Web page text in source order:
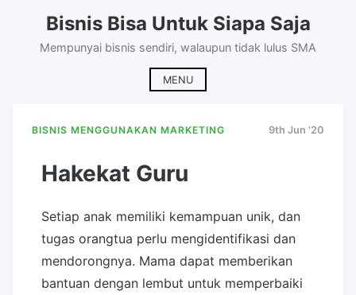
content
Bisnis Bisa Untuk Siapa Saja
Mempunyai bisnis sendiri, walaupun tidak lulus SMA
MENU
BISNIS MENGGUNAKAN MARKETING 9th Jun '20
Hakekat Guru
Setiap anak memiliki kemampuan unik, dan
tugas orangtua perlu mengidentifikasi dan
mendorongnya. Mama dapat memberikan
bantuan dengan lembut untuk memperbaiki